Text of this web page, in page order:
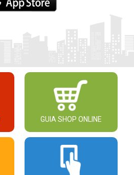
GUIA SHOP ONLINE